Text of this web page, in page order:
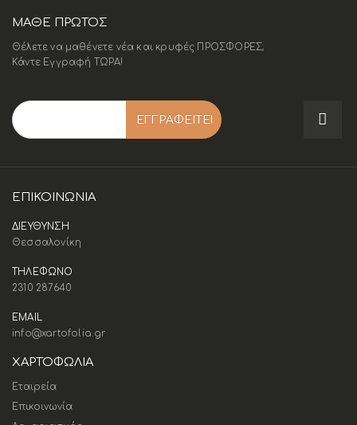
ΜΑΘΕ ΠΡΩΤΟΣ
Θέλετε να μαθένετε νέα και κρυφές ΠΡΟΣΦΟΡΕΣ;
Κάντε Εγγραφή ΤΩΡΑ!
ΕΠΙΚΟΙΝΩΝΊΑ
ΔΙΕΥΘΥΝΣΗ
Θεσσαλονίκη
ΤΗΛΕΦΩΝΟ
2310 287640
EMAIL
info@xartofolia.gr
ΧΑΡΤΟΦΩΛΙΑ
Εταιρεία
Επικοινωνία